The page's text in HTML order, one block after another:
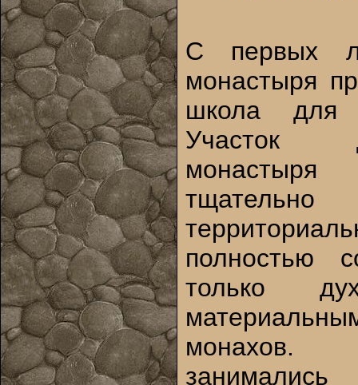
С первых
монастыря
школа для
Участок
монастыря
полностью
только